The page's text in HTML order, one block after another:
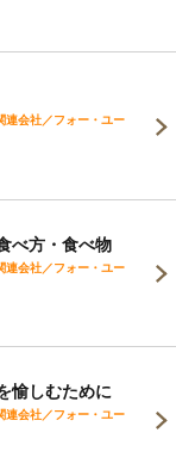
連会社／フォー・ユー
べ方・食べ物
連会社／フォー・ユー
愉しむために
連会社／フォー・ユー